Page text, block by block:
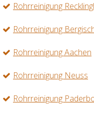
Rohrreinigung
Rohrreinigung
Rohrreinigung Aachen
Rohrreinigung Neuss
Rohrreinigung